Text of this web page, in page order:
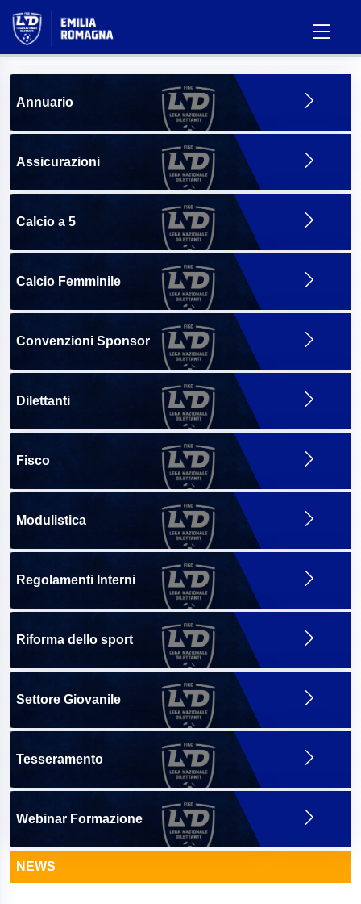
Annuario
Assicurazioni
Calcio a 5
Calcio Femminile
Convenzioni Sponsor
Dilettanti
Fisco
Modulistica
Regolamenti Interni
Riforma dello sport
Settore Giovanile
Tesseramento
Webinar Formazione
NEWS